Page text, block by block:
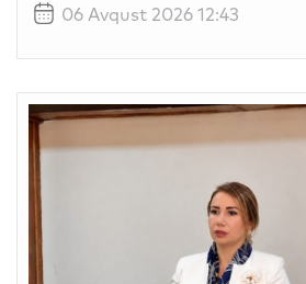
06 Avqust 2026 12:43